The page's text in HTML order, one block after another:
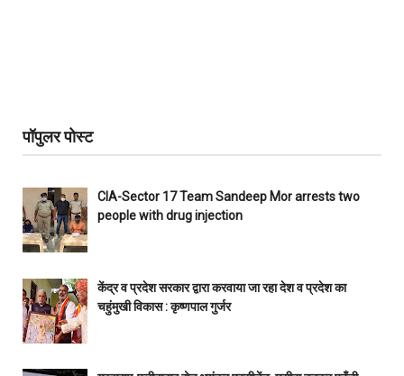
पॉपुलर पोस्ट
CIA-Sector 17 Team Sandeep Mor arrests two
people with drug injection
केंद्र व प्रदेश सरकार द्वारा करवाया जा रहा देश व प्रदेश का
चहुंमुखी विकास : कृष्णपाल गुर्जर